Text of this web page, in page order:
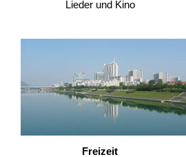
Lieder und Kino
Freizeit